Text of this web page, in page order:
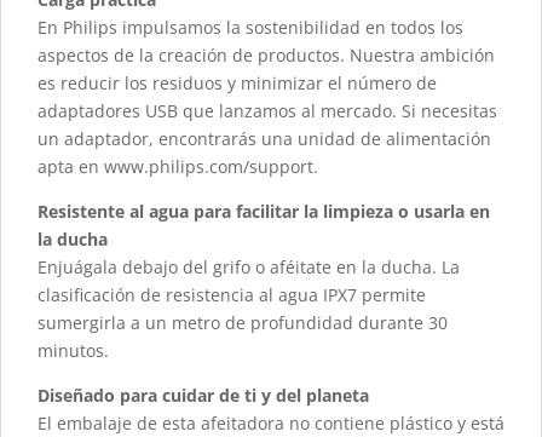
En Philips impulsamos la sostenibilidad en todos los
aspectos de la creación de productos. Nuestra ambición
es reducir los residuos y minimizar el número de
adaptadores USB que lanzamos al mercado. Si necesitas
un adaptador, encontrarás una unidad de alimentación
apta en www.philips.com/support.
Resistente al agua para facilitar la limpieza o usarla en
la ducha
Enjuágala debajo del grifo o aféitate en la ducha. La
clasificación de resistencia al agua IPX7 permite
sumergirla a un metro de profundidad durante 30
minutos.
Diseñado para cuidar de ti y del planeta
El embalaje de esta afeitadora no contiene plástico y está